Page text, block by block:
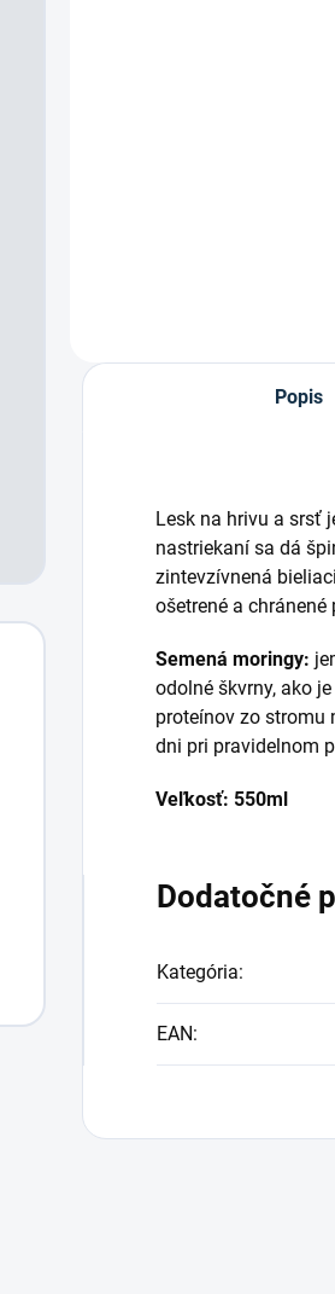
Popis
Lesk na hrivu a srsť
nastriekaní sa dá
zintevzívnená
ošetrené a
Semená moringy:
odolné škvrny, ako
proteínov zo stromu
dni pri pravidelnom
Veľkosť: 550ml
Dodatočné
Kategória:
EAN: